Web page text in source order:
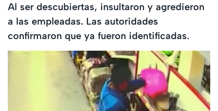
Al ser descubiertas, insultaron y agredieron
a las empleadas. Las autoridades
confirmaron que ya fueron identificadas.